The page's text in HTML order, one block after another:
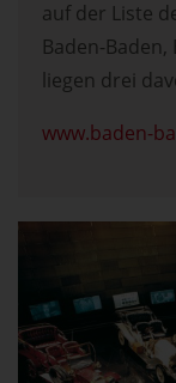
auf der Liste
Baden-Baden,
liegen drei
www.baden-